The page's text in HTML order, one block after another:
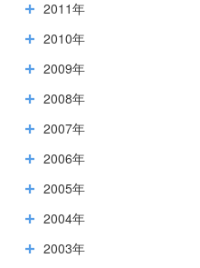
2011年
2010年
2009年
2008年
2007年
2006年
2005年
2004年
2003年